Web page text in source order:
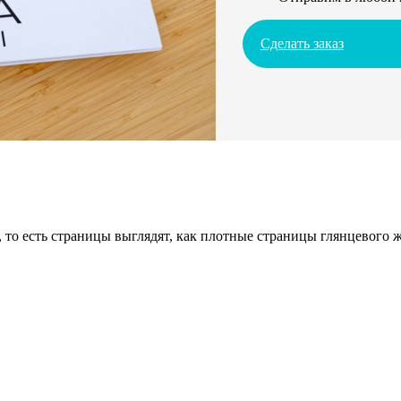
Сделать заказ
есть страницы выглядят, как плотные страницы глянцевого